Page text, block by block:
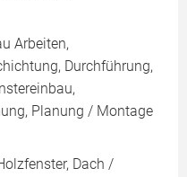
Arbeiten,
Durchführung,
Planung / Montage
Dach /